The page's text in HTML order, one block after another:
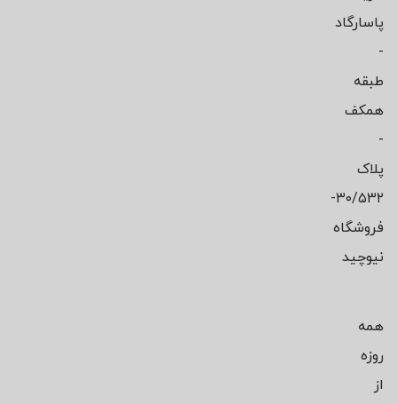
پاسارگاد
-
طبقه
همکف
-
پلاک
۳۰/۵۳۲-
فروشگاه
نیوچید
همه
روزه
از